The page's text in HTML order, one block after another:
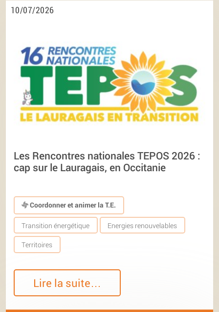
10/07/2026
Les Rencontres nationales TEPOS 2026 :
cap sur le Lauragais, en Occitanie
Coordonner et animer la T.E.
Transition énergétique Energies renouvelables
Territoires
Lire la suite…